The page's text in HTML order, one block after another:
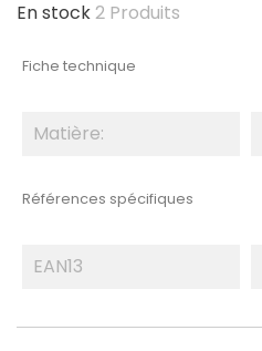
En stock2 Produits
Fiche technique
Matière:
Références spécifiques
EAN13